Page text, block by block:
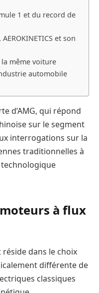
1 et du record de
et son
la même voiture
automobile
d’AMG, qui répond
sur le segment
interrogations sur la
traditionnelles à
technologique
à flux
dans le choix
différente de
classiques